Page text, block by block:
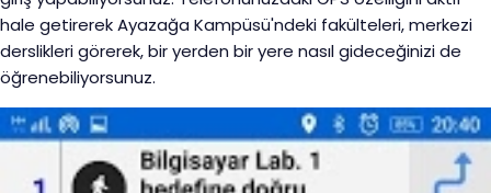
hale getirerek Ayazağa Kampüsü'ndeki fakülteleri, merkezi
derslikleri görerek, bir yerden bir yere nasıl gideceğinizi de
öğrenebiliyorsunuz.